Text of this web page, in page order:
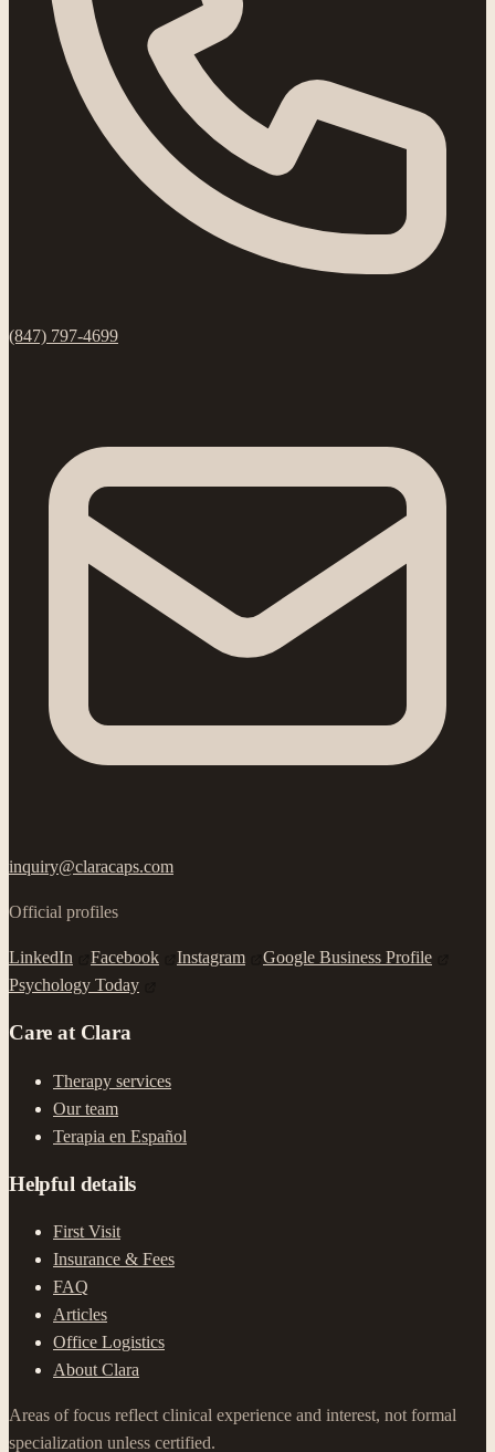
(847) 797-4699
inquiry@claracaps.com
Official profiles
LinkedIn Facebook Instagram
Google Business Profile
Psychology Today
Care at Clara
Therapy services
Our team
Terapia en Español
Helpful details
First Visit
Insurance & Fees
FAQ
Articles
Office Logistics
About Clara
Areas of focus reflect clinical experience and interest, not formal
specialization unless certified.